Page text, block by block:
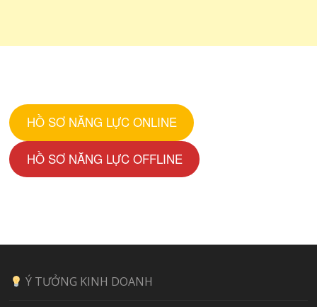
HỒ SƠ NĂNG LỰC ONLINE
HỒ SƠ NĂNG LỰC OFFLINE
Ý TƯỞNG KINH DOANH